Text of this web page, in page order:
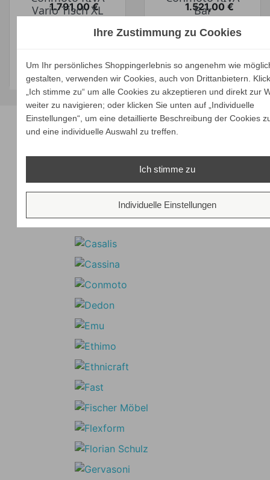
Preis
1.791,00 €
absolut
versandkostenfrei
Vario Tisch XL
ZEIGEN
Preis
1.521,00 €
Preise inkl. ges. MwSt.
absolut
versandkostenfrei
Bar
ALLE
ZEIGEN
Unsere Marken
Ihre Zustimmung zu Cookies
Um Ihr persönliches Shoppingerlebnis so angenehm wie
gestalten, verwenden wir Cookies, auch von Drittanbietern.
„Ich stimme zu“ um alle Cookies zu akzeptieren und direkt zur
weiter zu navigieren; oder klicken Sie unten auf „Individuelle
Einstellungen“, um eine detaillierte Beschreibung der Cookies
und eine individuelle Auswahl zu treffen.
Ich stimme zu
Individuelle Einstellungen